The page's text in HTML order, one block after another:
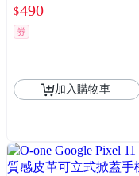
$490
券
加入購物車